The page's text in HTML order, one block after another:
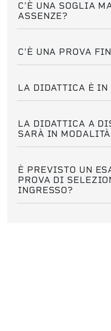
C’È UNA SOGLIA
ASSENZE?
C’È UNA PROVA
LA DIDATTICA È IN
LA DIDATTICA A
SARÀ IN
È PREVISTO UN
PROVA DI
INGRESSO?